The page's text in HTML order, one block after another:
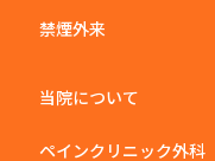
禁煙外来
当院について
ペインクリニック外科